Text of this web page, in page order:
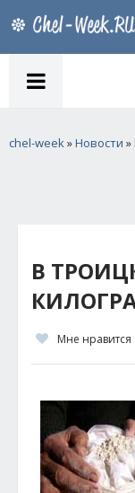
chel-week»Новости
В
Мне нравится